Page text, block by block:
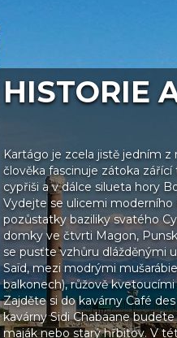
HISTORIE
Kartágo je zcela jistě jedním
člověka fascinuje zátoka
cypřiši a v dálce silueta hory
Vydejte se ulicemi
pozůstatky baziliky svatého
domky ve čtvrti Magon,
se pusťte vzhůru dlážděnými
Saïd, mezi modrými
balkonech), růžově
Zajděte si do kavárny Café
kavárny Sidi Chabaane
maják nebo starý hřbitov. V